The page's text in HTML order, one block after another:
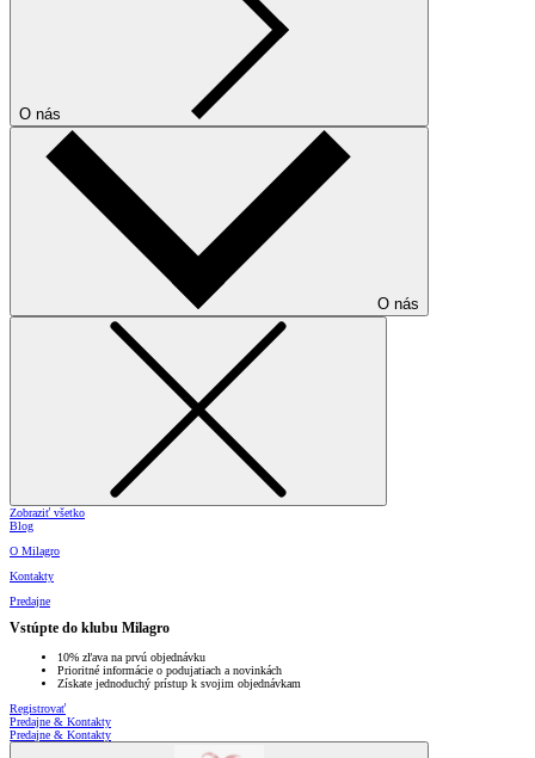
O nás
O nás
Zobraziť všetko
Blog
O Milagro
Kontakty
Predajne
Vstúpte do klubu Milagro
10% zľava na prvú objednávku
Prioritné informácie o podujatiach a novinkách
Získate jednoduchý prístup k svojim objednávkam
Registrovať
Predajne & Kontakty
Predajne & Kontakty